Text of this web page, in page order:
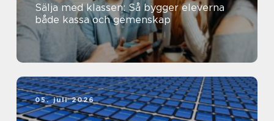
Sälja med klassen: Så bygger eleverna
både kassa och gemenskap
05. juli 2026